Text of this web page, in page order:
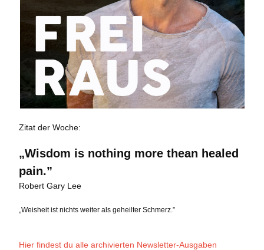
Zitat der Woche:
„Wisdom is nothing more thean healed
pain.”
Robert Gary Lee
„Weisheit ist nichts weiter als geheilter Schmerz.”
Hier findest du alle archivierten Newsletter-Ausgaben